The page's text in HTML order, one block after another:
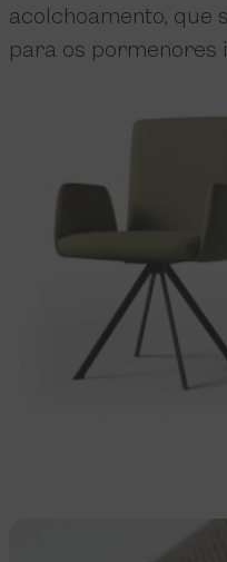
acolchoamento, que
para os pormenores